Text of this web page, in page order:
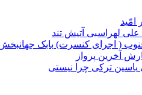
امّید
علی لهراسبی آتیش تند
بابک
آخرین پرواز
یاسین ترکی چرا نیستی